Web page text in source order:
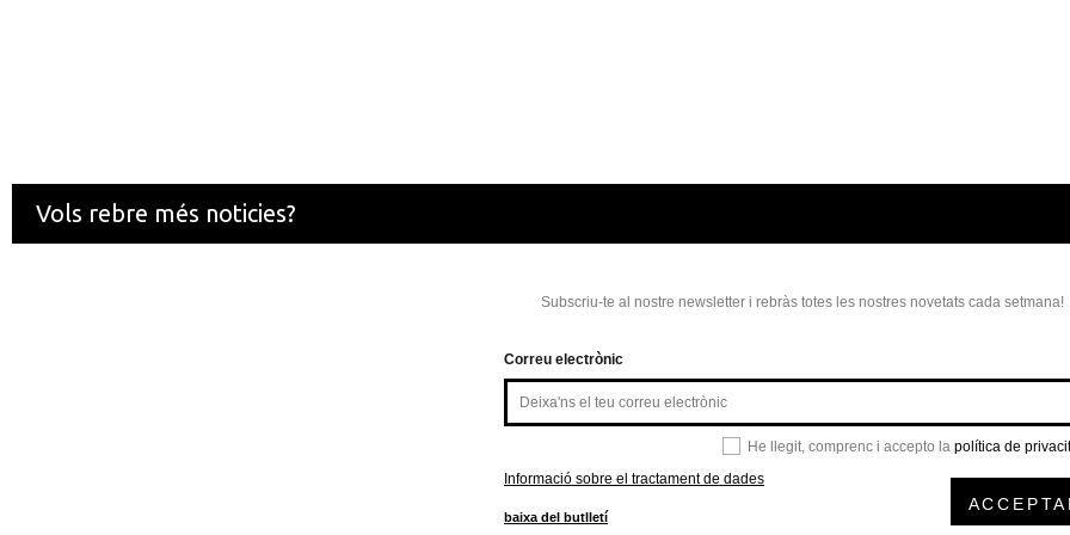
Vols rebre més noticies?
Subscriu-te al nostre newsletter i rebràs totes les nostres novetats cada setmana!
Correu electrònic
He llegit, comprenc i accepto la política de
Informació sobre el tractament de dades
baixa del butlletí